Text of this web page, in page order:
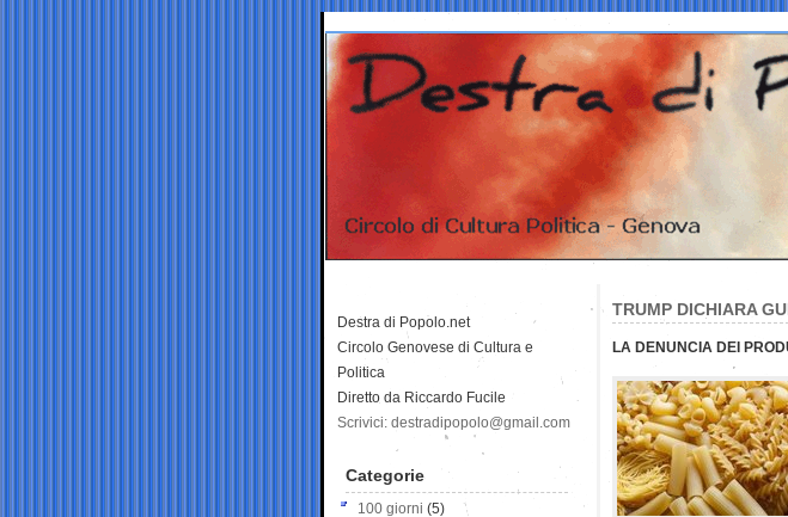
TRUMP DICHIARA
LA DENUNCIA DEI
Destra di Popolo.net
Circolo Genovese di Cultura e
Politica
Diretto da Riccardo Fucile
Scrivici: destradipopolo@gmail.com
Categorie
100 giorni (5)